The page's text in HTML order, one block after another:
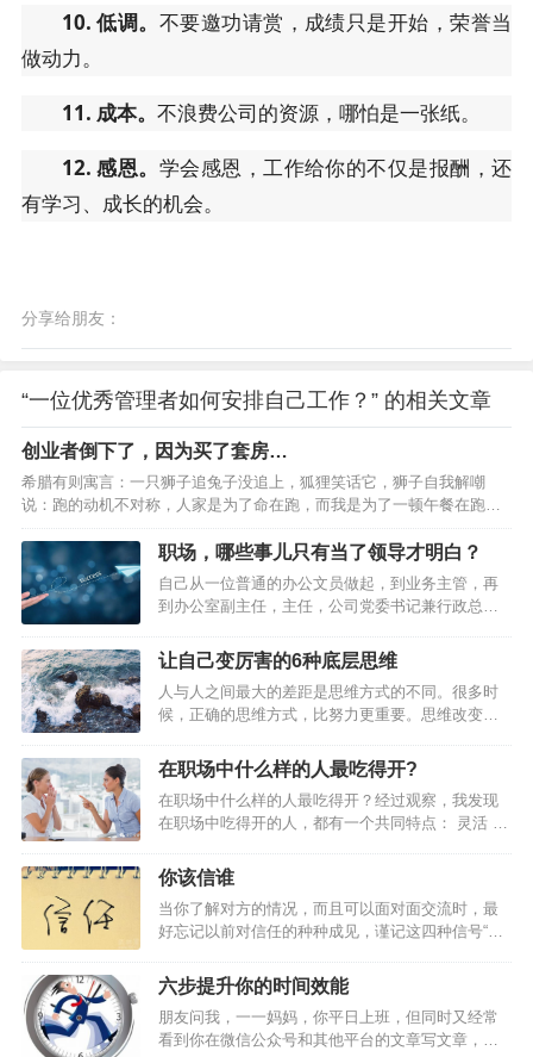
10. 低调。 不要邀功请赏，成绩只是开始，荣誉当
做动力。
11. 成本。 不浪费公司的资源，哪怕是一张纸。
12. 感恩。 学会感恩，工作给你的不仅是报酬，还
有学习、成长的机会。
分享给朋友：
“一位优秀管理者如何安排自己工作？” 的相关文章
创业者倒下了，因为买了套房…
希腊有则寓言：一只狮子追兔子没追上，狐狸笑话它，狮子自我解嘲
说：跑的动机不对称，人家是为了命在跑，而我是为了一顿午餐在跑。”
当动机不对称的时候，老大”们可能会放你一马。假如狮子意识到抓不到
这只兔子就会饿死，那么它一定会抓到。17年前，我就像那只逃命的兔
子。每天的工作就是在车间里一边汗流浃背地修着机器，一边考虑着客
户的欠款什么时候能到账。创业前3年的时间里，基本都是在缺钱、缺订
单、缺人的状态里以战养战，拆东墙补西墙。而我也和大多数创业老板
一样，白天面对员工时强装兴奋，晚上回家休息后愁眉紧锁。再加上…
职场，哪些事儿只有当了领导才明白？
自己从一位普通的办公文员做起，到业务主管，再
到办公室副主任，主任，公司党委书记兼行政总
儿只有当了领导才明白？4条亲身经历的硬道理送给
你…
让自己变厉害的6种底层思维
人与人之间最大的差距是思维方式的不同。很多时
候，正确的思维方式，比努力更重要。思维改变一
喻户晓的故事：在伦敦的一条街上有三家裁衣店，
为了招揽更多的生意，三家裁衣店的老板先后在自
己的店铺前亮出一块广告牌。最先挂出的广告牌，
醒目地写着：“本店拥有伦敦最好的裁缝。”第二家老
板见了，不甘示弱，立即挂出一块同样大小的广告
牌，上书：“本店拥有英国最好的裁缝。”看到这里，
“本店拥有世界上最好的裁缝。”不料，那老板却来
了…
在职场中什么样的人最吃得开?
在职场中什么样的人最吃得开？经过观察，我发现
在职场中吃得开的人，都有一个共同特点： 灵活 。
维灵活有的人工作好多年，仍有浓厚的学生思维，
价值观非黑即白，看问题单一对立。灵活的人，思
维是多元的，能够透过现象看本质，更不会轻易受
外界影响。比如说提拔，他们知道，只有一把手说
你好，你才好。一把手想提拔你，即使你能力一
般，就能提。所以，他们的重点就是， 抓住关键少
的是上层路线，也许群众基…
你该信谁
当你了解对方的情况，而且可以面对面交流时，最
好忘记以前对信任的种种成见，谨记这四种信号“假
提供外包服务。客户告诉你，她的公司希望就特定
服务和你达成协议，但她希望你愿意在合同期间提
供更多服务，她相信你能在该公司需求增多时，订
出提供额外服务的条件。你该答应她吗？假定有一
六步提升你的时间效能
朋友问我，一一妈妈，你平日上班，但同时又经常
看到你在微信公众号和其他平台的文章写文章，每